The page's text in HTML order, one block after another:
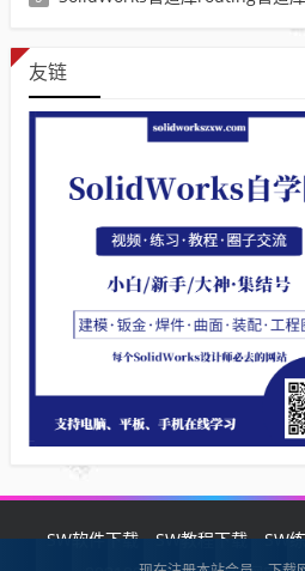
友链
SW软件下载 SW教程下载 SW